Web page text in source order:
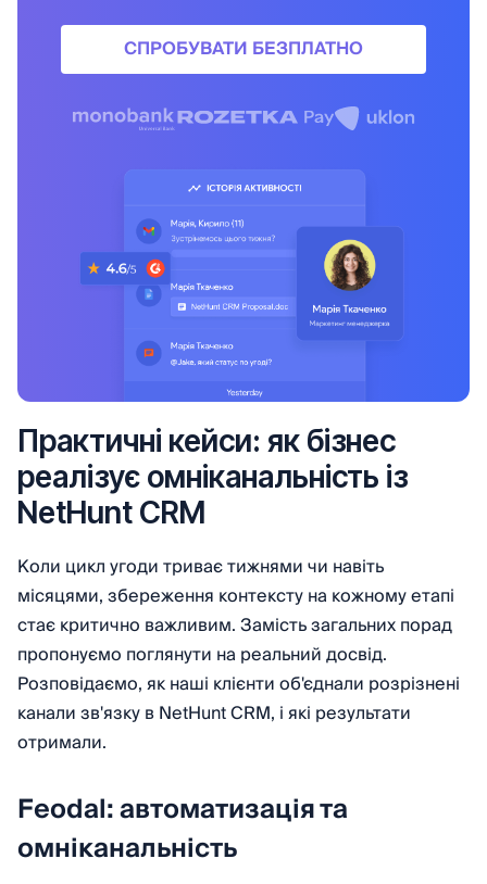
СПРОБУВАТИ БЕЗПЛАТНО
Практичні кейси: як бізнес
реалізує омніканальність із
NetHunt CRM
Коли цикл угоди триває тижнями чи навіть
місяцями, збереження контексту на кожному етапі
стає критично важливим. Замість загальних порад
пропонуємо поглянути на реальний досвід.
Розповідаємо, як наші клієнти об'єднали розрізнені
канали зв'язку в NetHunt CRM, і які результати
отримали.
Feodal: автоматизація та
омніканальність